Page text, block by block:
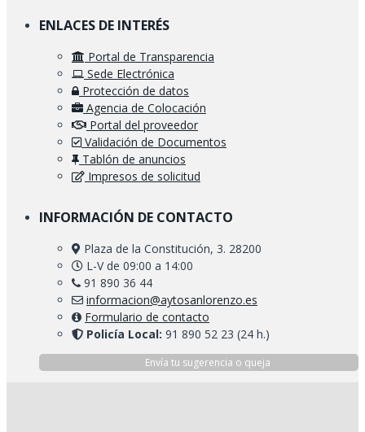
ENLACES DE INTERÉS
Portal de Transparencia
Sede Electrónica
Protección de datos
Agencia de Colocación
Portal del proveedor
Validación de Documentos
Tablón de anuncios
Impresos de solicitud
INFORMACIÓN DE CONTACTO
Plaza de la Constitución, 3. 28200
L-V de 09:00 a 14:00
91 890 36 44
informacion@aytosanlorenzo.es
Formulario de contacto
Policía Local: 91 890 52 23 (24 h.)
Envía tu sugerencia o queja